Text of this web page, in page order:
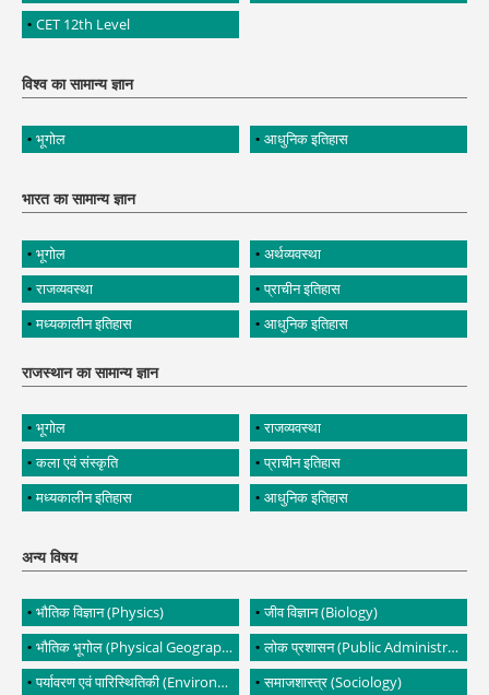
CET 12th Level
विश्व का सामान्य ज्ञान
भूगोल आधुनिक इतिहास
भारत का सामान्य ज्ञान
भूगोल
अर्थव्यवस्था
राजव्यवस्था
प्राचीन इतिहास
मध्यकालीन इतिहास
आधुनिक इतिहास
राजस्थान का सामान्य ज्ञान
भूगोल
राजव्यवस्था
कला एवं संस्कृति
प्राचीन इतिहास
मध्यकालीन इतिहास
आधुनिक इतिहास
अन्य विषय
भौतिक विज्ञान (Physics)
जीव विज्ञान (Biology)
भौतिक भूगोल (Physical Geography)
लोक प्रशासन (Public Administration)
पर्यावरण एवं पारिस्थितिकी (Environment and Ecology)
समाजशास्त्र (Sociology)